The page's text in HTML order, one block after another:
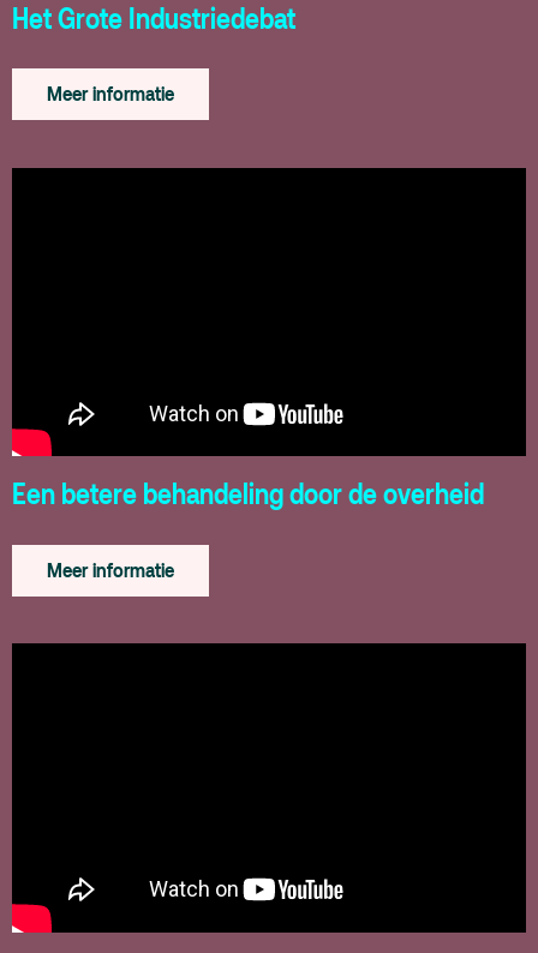
Het Grote Industriedebat
Meer informatie
Een betere behandeling door de overheid
Meer informatie